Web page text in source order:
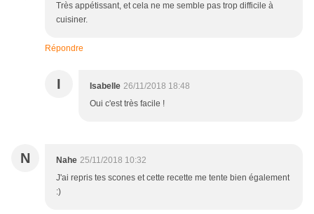
Très appétissant, et cela ne me semble pas trop difficile à
cuisiner.
Répondre
I Isabelle 26/11/2018 18:48
Oui c'est très facile !
N Nahe 25/11/2018 10:32
J'ai repris tes scones et cette recette me tente bien également
:)